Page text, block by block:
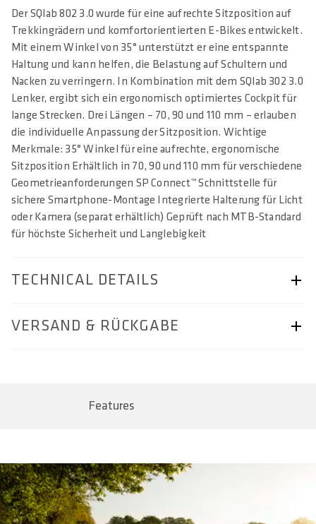
Der SQlab 802 3.0 wurde für eine aufrechte Sitzposition auf
Trekkingrädern und komfortorientierten E-Bikes entwickelt.
Mit einem Winkel von 35° unterstützt er eine entspannte
Haltung und kann helfen, die Belastung auf Schultern und
Nacken zu verringern. In Kombination mit dem SQlab 302 3.0
Lenker, ergibt sich ein ergonomisch optimiertes Cockpit für
lange Strecken. Drei Längen – 70, 90 und 110 mm – erlauben
die individuelle Anpassung der Sitzposition. Wichtige
Merkmale: 35° Winkel für eine aufrechte, ergonomische
Sitzposition Erhältlich in 70, 90 und 110 mm für verschiedene
Geometrieanforderungen SP Connect™ Schnittstelle für
sichere Smartphone-Montage Integrierte Halterung für Licht
oder Kamera (separat erhältlich) Geprüft nach MTB-Standard
für höchste Sicherheit und Langlebigkeit
TECHNICAL DETAILS
ARTIKELNUMMER
GEWICHT(E) IN G
approx. 234 / 249 / 284
MATERIAL
VERSAND & RÜCKGABE
Features